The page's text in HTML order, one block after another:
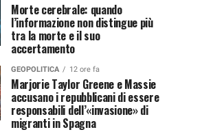
Morte cerebrale: quando
l’informazione non distingue più
tra la morte e il suo
accertamento
GEOPOLITICA 12 ore fa
Marjorie Taylor Greene e Massie
accusano i repubblicani di essere
responsabili dell’«invasione» di
migranti in Spagna